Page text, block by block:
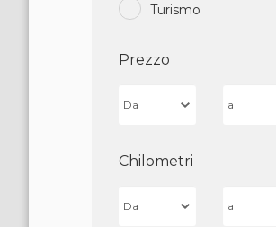
Turismo
Prezzo
Chilometri